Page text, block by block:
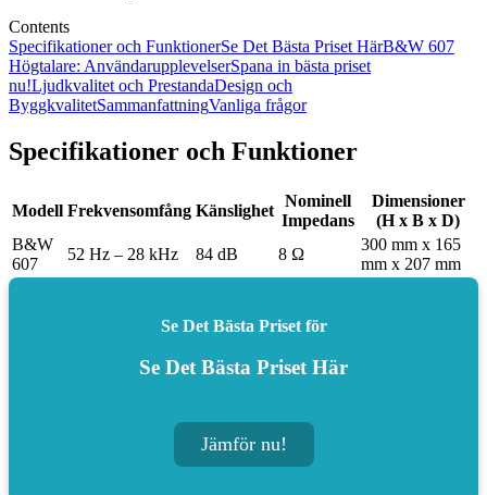
Contents
Specifikationer och FunktionerSe Det Bästa Priset HärB&W 607
Högtalare: AnvändarupplevelserSpana in bästa priset
nu!Ljudkvalitet och PrestandaDesign och
ByggkvalitetSammanfattningVanliga frågor
Specifikationer och Funktioner
Modell Frekvensomfång Känslighet
Nominell
Impedans
Dimensioner
(H x B x D)
B&W
607
52 Hz – 28 kHz 84 dB 8 Ω
300 mm x 165
mm x 207 mm
Se Det Bästa Priset för
Se Det Bästa Priset Här
Jämför nu!